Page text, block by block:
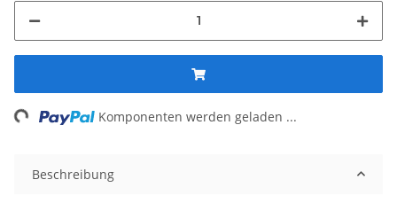
Loading... Komponenten werden geladen ...
Beschreibung